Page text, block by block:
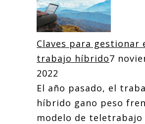
Claves para gestionar
trabajo híbrido7
2022
El año pasado, el
híbrido gano peso
modelo de teletrabajo